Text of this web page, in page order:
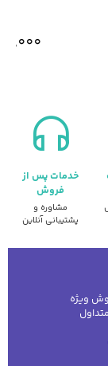
8,149,000
خدمات پس از
فروش
مشاوره و
پشتیبانی آنلاین
ویژه